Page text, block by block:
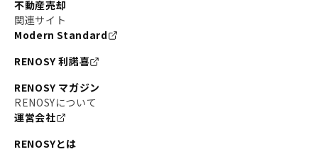
不動産売却
関連サイト
Modern Standard
RENOSY 利諾喜
RENOSY マガジン
RENOSYについて
運営会社
RENOSYとは